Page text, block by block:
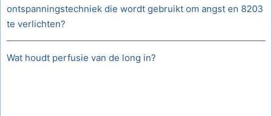
ontspanningstechniek die wordt gebruikt om angst en 8203
te verlichten?
Wat houdt perfusie van de long in?